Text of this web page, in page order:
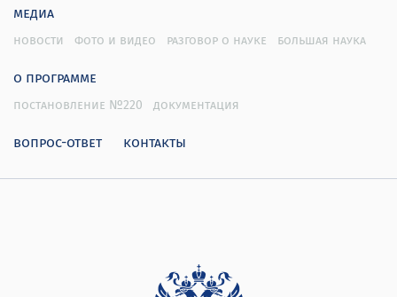
медиа
новости фото и видео разговор о науке большая наука
о программе
постановление №220 документация
вопрос-ответ контакты